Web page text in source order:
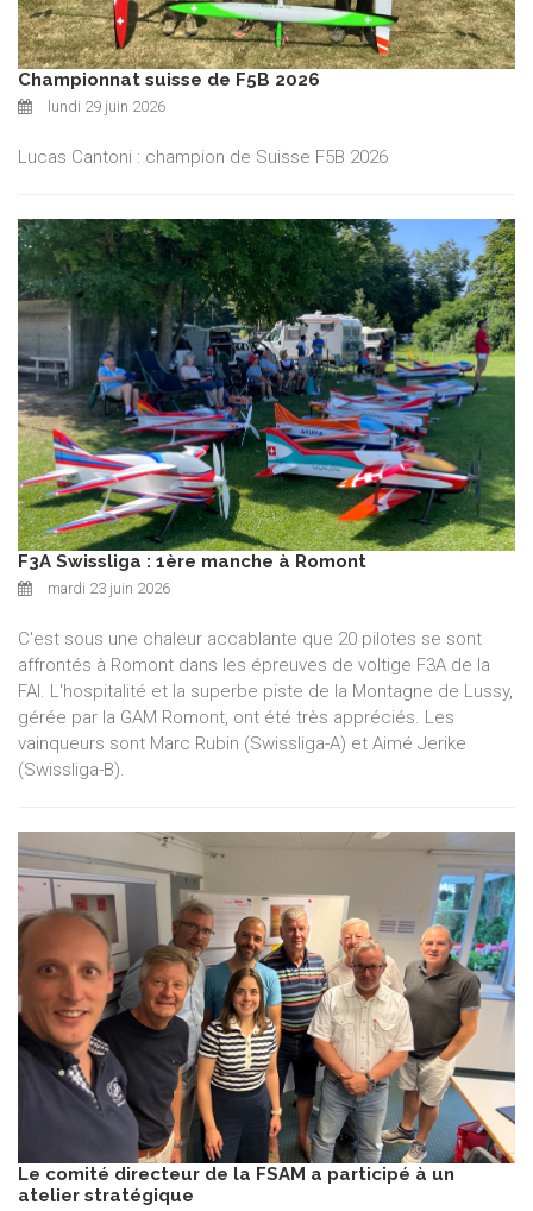
Championnat suisse de F5B 2026
lundi 29 juin 2026
Lucas Cantoni : champion de Suisse F5B 2026
F3A Swissliga : 1ère manche à Romont
mardi 23 juin 2026
C'est sous une chaleur accablante que 20 pilotes se sont
affrontés à Romont dans les épreuves de voltige F3A de la
FAI. L'hospitalité et la superbe piste de la Montagne de Lussy,
gérée par la GAM Romont, ont été très appréciés. Les
vainqueurs sont Marc Rubin (Swissliga-A) et Aimé Jerike
(Swissliga-B).
Le comité directeur de la FSAM a participé à un
atelier stratégique